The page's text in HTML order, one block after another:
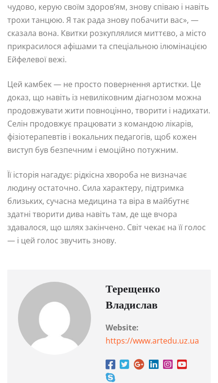
чудово, керую своїм здоров’ям, знову співаю і навіть
трохи танцюю. Я так рада знову побачити вас», —
сказала вона. Квитки розкуплялися миттєво, а місто
прикрасилося афішами та спеціальною ілюмінацією
Ейфелевої вежі.
Цей камбек — не просто повернення артистки. Це
доказ, що навіть із невиліковним діагнозом можна
продовжувати жити повноцінно, творити і надихати.
Селін продовжує працювати з командою лікарів,
фізіотерапевтів і вокальних педагогів, щоб кожен
виступ був безпечним і емоційно потужним.
Її історія нагадує: рідкісна хвороба не визначає
людину остаточно. Сила характеру, підтримка
близьких, сучасна медицина та віра в майбутнє
здатні творити дива навіть там, де ще вчора
здавалося, що шлях закінчено. Світ чекає на її голос
— і цей голос звучить знову.
Терещенко
Владислав
Website:
https://www.artedu.uz.ua